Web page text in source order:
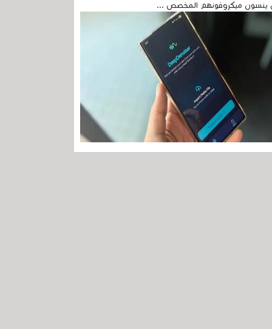
ينسون ميكروفونهم المخصص ...